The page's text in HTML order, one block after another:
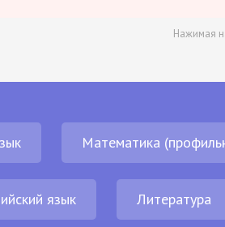
Нажимая
Математика
язык Литература